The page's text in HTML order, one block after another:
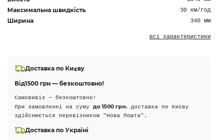
Максимальна швидкість 30 км/год
Ширина 340 мм
всі характеристики
Доставка по Києву
Від1500 грн — безкоштовно!
Самовивіз — безкоштовно!
При замовленні на суму до 1500 грн. доставка по Києву
здійснюється перевізником "Нова Пошта".
Доставка по Україні